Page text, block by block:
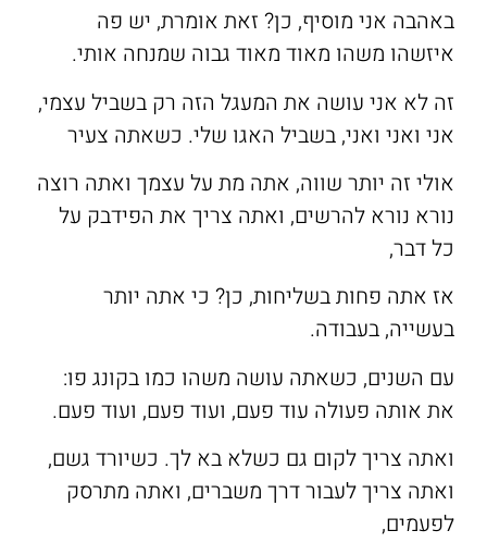
באהבה אני מוסיף, כן? זאת אומרת, יש פה
איזשהו משהו מאוד מאוד גבוה שמנחה אותי.
זה לא אני עושה את המעגל הזה רק בשביל עצמי,
אני ואני ואני, בשביל האגו שלי. כשאתה צעיר
אולי זה יותר שווה, אתה מת על עצמך ואתה רוצה
נורא נורא להרשים, ואתה צריך את הפידבק על
כל דבר,
אז אתה פחות בשליחות, כן? כי אתה יותר
בעשייה, בעבודה.
עם השנים, כשאתה עושה משהו כמו בקונג פו:
את אותה פעולה עוד פעם, ועוד פעם, ועוד פעם.
ואתה צריך לקום גם כשלא בא לך. כשיורד גשם,
ואתה צריך לעבור דרך משברים, ואתה מתרסק
לפעמים,